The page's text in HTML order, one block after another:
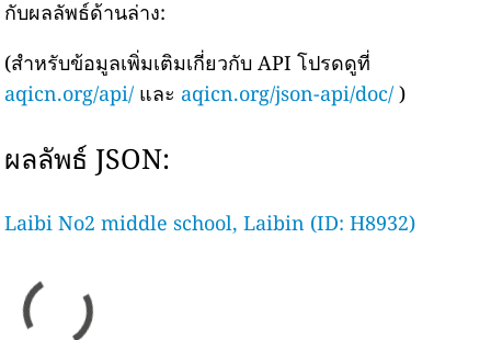
กับผลลัพธ์ด้านล่าง:
(สำหรับข้อมูลเพิ่มเติมเกี่ยวกับ API โปรดดูที่
aqicn.org/api/ และ aqicn.org/json-api/doc/ )
ผลลัพธ์ JSON:
Laibi No2 middle school, Laibin (ID: H8932)